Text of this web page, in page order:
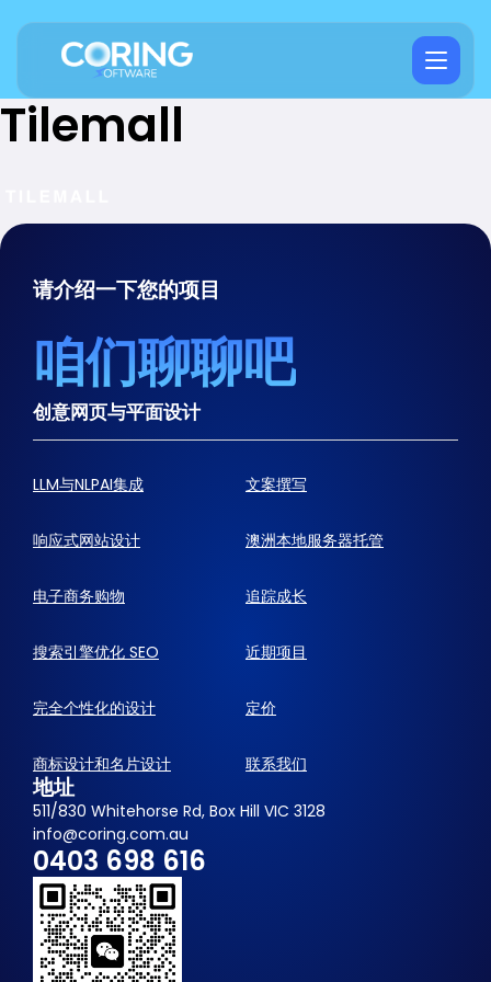
Tilemall
请介绍一下您的项目
咱们聊聊吧
创意网页与平面设计
LLM与NLPAI集成 文案撰写
响应式网站设计 澳洲本地服务器托管
电子商务购物 追踪成长
搜索引擎优化 SEO 近期项目
完全个性化的设计 定价
商标设计和名片设计 联系我们
地址
511/830 Whitehorse Rd, Box Hill VIC 3128
info@coring.com.au
0403 698 616